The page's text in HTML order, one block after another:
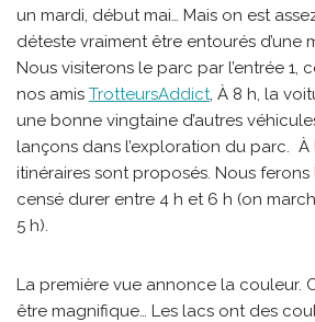
un mardi, début mai… Mais on est
déteste vraiment être entourés d’une
Nous visiterons le parc par l’entrée 1,
nos amis TrotteursAddict, À 8 h, la
une bonne vingtaine d’autres
lançons dans l’exploration du parc. À
itinéraires sont proposés. Nous ferons
censé durer entre 4 h et 6 h (on
5 h).
La première vue annonce la couleur.
être magnifique… Les lacs ont des